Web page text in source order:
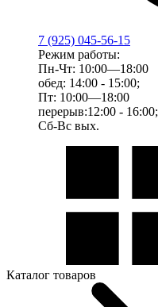
7 (925) 045-56-15
Режим работы:
Пн-Чт: 10:00—18:00
обед: 14:00 - 15:00;
Пт: 10:00—18:00
перерыв:12:00 - 16:00;
Сб-Вс вых.
Каталог товаров